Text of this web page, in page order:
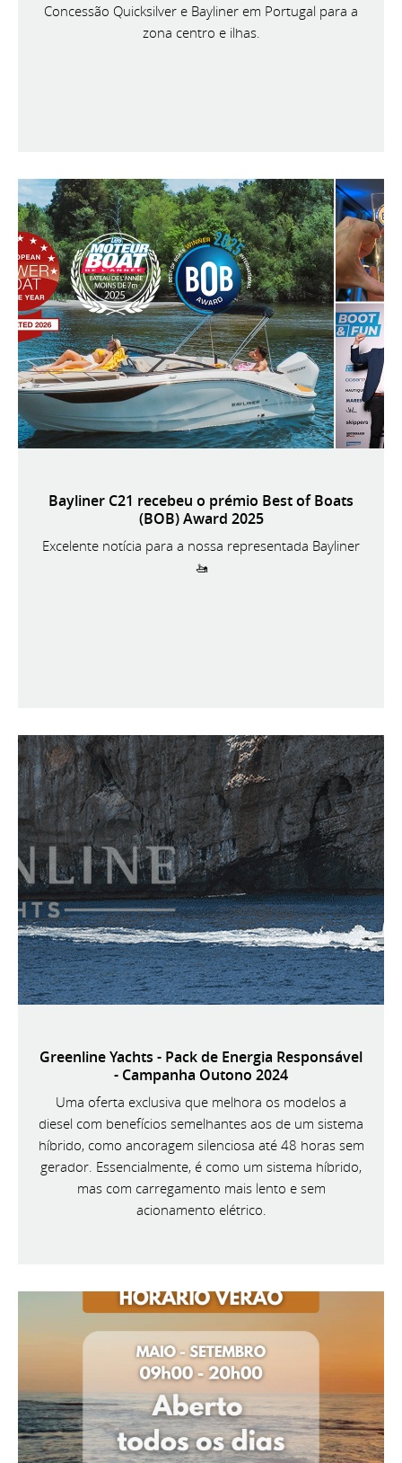
Concessão Quicksilver e Bayliner em Portugal para a
zona centro e ilhas.
Bayliner C21 recebeu o prémio Best of Boats
(BOB) Award 2025
Excelente notícia para a nossa representada Bayliner
🚤
Greenline Yachts - Pack de Energia Responsável
- Campanha Outono 2024
Uma oferta exclusiva que melhora os modelos a
diesel com benefícios semelhantes aos de um sistema
híbrido, como ancoragem silenciosa até 48 horas sem
gerador. Essencialmente, é como um sistema híbrido,
mas com carregamento mais lento e sem
acionamento elétrico.